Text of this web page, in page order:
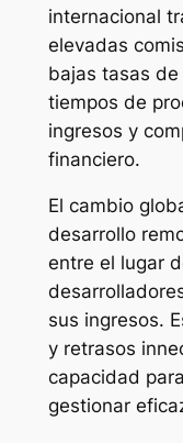
internacional
elevadas
bajas tasas
tiempos de
ingresos y
financiero.
El cambio
desarrollo
entre el lugar
sus ingresos.
y retrasos
capacidad
gestionar